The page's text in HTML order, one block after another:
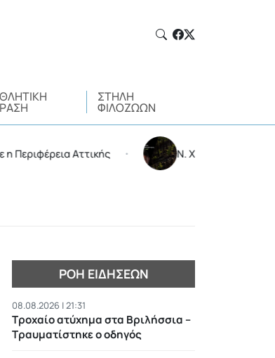
ΣΤΉΛΗ
ΦΙΛΌΖΩΩΝ
Αττικής • Ν. Χαρδαλιάς: Δεν
ΡΟΉ ΕΙΔΉΣΕΩΝ
08.08.2026 | 21:31
Τροχαίο ατύχημα στα Βριλήσσια –
Τραυματίστηκε ο οδηγός